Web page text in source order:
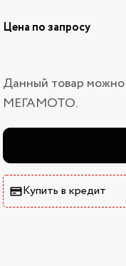
Цена по запросу
Данный товар можно
МЕГАМОТО.
Купить в кредит